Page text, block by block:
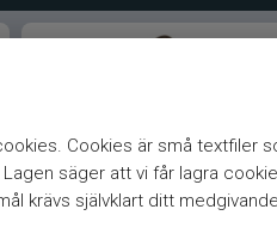
Cookies är små textfiler
säger att vi får lagra
krävs självklart ditt medgivande.